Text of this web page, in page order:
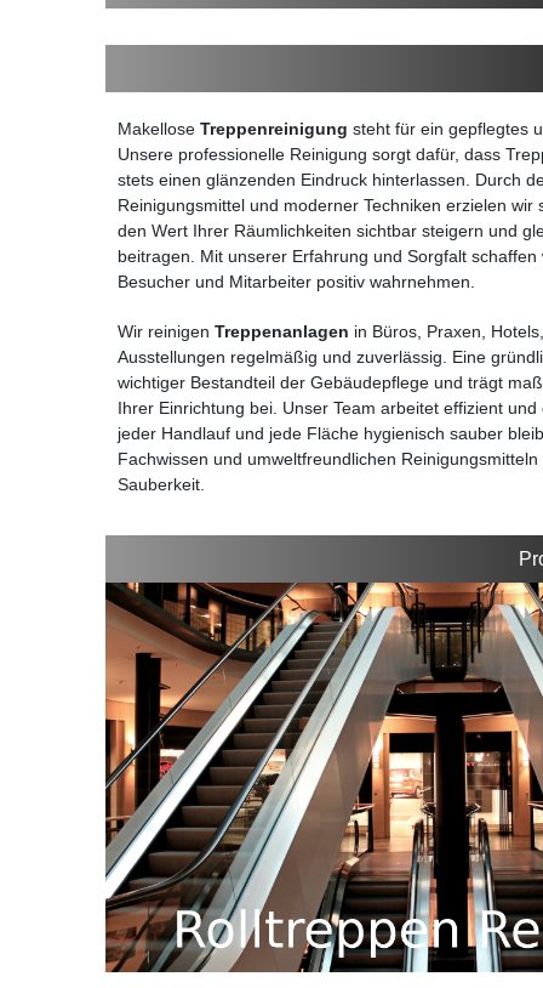
MakelloseTreppenreinigung steht für ein gepflegtes
Unsere professionelle Reinigung sorgt dafür, dass
stets einen glänzenden Eindruck hinterlassen. Durch
Reinigungsmittel und moderner Techniken erzielen wir
den Wert Ihrer Räumlichkeiten sichtbar steigern und
beitragen. Mit unserer Erfahrung und Sorgfalt
Besucher und Mitarbeiter positiv wahrnehmen.
Wir reinigenTreppenanlagen in Büros, Praxen,
Ausstellungen regelmäßig und zuverlässig. Eine
wichtiger Bestandteil der Gebäudepflege und trägt
Ihrer Einrichtung bei. Unser Team arbeitet effizient
jeder Handlauf und jede Fläche hygienisch sauber
Fachwissen und umweltfreundlichen
Sauberkeit.